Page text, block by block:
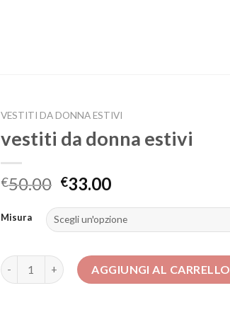
VESTITI DA DONNA ESTIVI
vestiti da donna estivi
€50.00 €33.00
Misura
vestiti da donna estivi quantitàAGGIUNGI AL CARRELLO